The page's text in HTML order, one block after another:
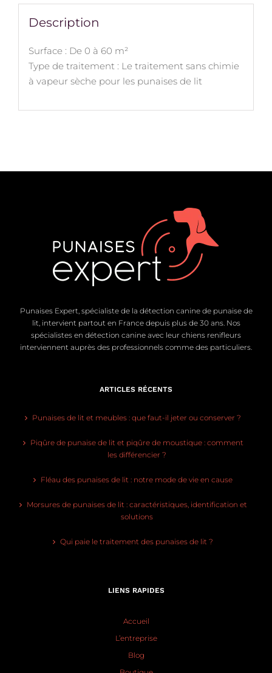
Description
Surface : De 0 à 60 m²
Type de traitement : Le traitement sans chimie
à vapeur sèche pour les punaises de lit
Punaises Expert, spécialiste de la détection canine de punaise de
lit, intervient partout en France depuis plus de 30 ans. Nos
spécialistes en détection canine avec leur chiens renifleurs
interviennent auprès des professionnels comme des particuliers.
ARTICLES RÉCENTS
Punaises de lit et meubles : que faut-il jeter ou conserver ?
Piqûre de punaise de lit et piqûre de moustique : comment
les différencier ?
Fléau des punaises de lit : notre mode de vie en cause
Morsures de punaises de lit : caractéristiques, identification et
solutions
Qui paie le traitement des punaises de lit ?
LIENS RAPIDES
Accueil
L’entreprise
Blog